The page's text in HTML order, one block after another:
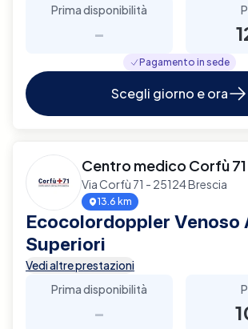
Prima disponibilità
-
Pagamento in sede
Scegli giorno e ora
Centro medico Corfù 71
Via Corfù 71 - 25124 Brescia
13.6 km
Ecocolordoppler Venoso
Superiori
Vedi altre prestazioni
Prima disponibilità
-